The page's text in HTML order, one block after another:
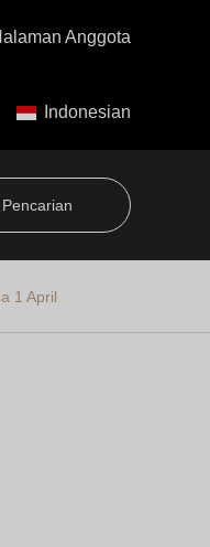
Anggota
Indonesian
1 April